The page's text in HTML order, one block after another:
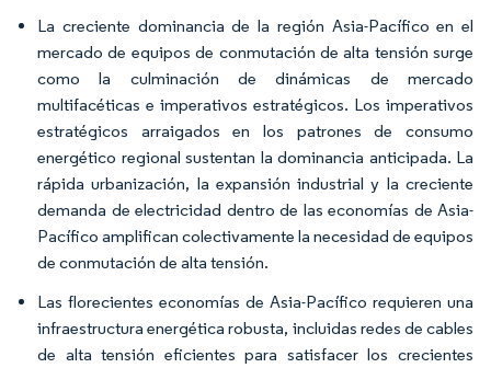
La creciente dominancia de la región Asia-Pacífico en el
mercado de equipos de conmutación de alta tensión surge
como la culminación de dinámicas de mercado
multifacéticas e imperativos estratégicos. Los imperativos
estratégicos arraigados en los patrones de consumo
energético regional sustentan la dominancia anticipada. La
rápida urbanización, la expansión industrial y la creciente
demanda de electricidad dentro de las economías de Asia-
Pacífico amplifican colectivamente la necesidad de equipos
de conmutación de alta tensión.
Las florecientes economías de Asia-Pacífico requieren una
infraestructura energética robusta, incluidas redes de cables
de alta tensión eficientes para satisfacer los crecientes